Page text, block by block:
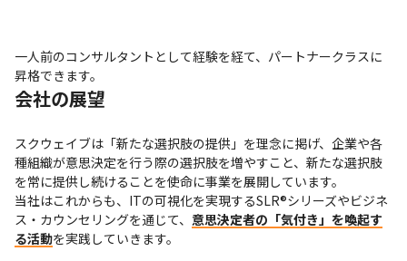
一人前のコンサルタントとして経験を経て、パートナークラスに
昇格できます。
会社の展望
スクウェイブは「新たな選択肢の提供」を理念に掲げ、企業や各
種組織が意思決定を行う際の選択肢を増やすこと、新たな選択肢
を常に提供し続けることを使命に事業を展開しています。
当社はこれからも、ITの可視化を実現するSLR®シリーズやビジネ
ス・カウンセリングを通じて、 意思決定者の「気付き」を喚起す
る活動を実践していきます。